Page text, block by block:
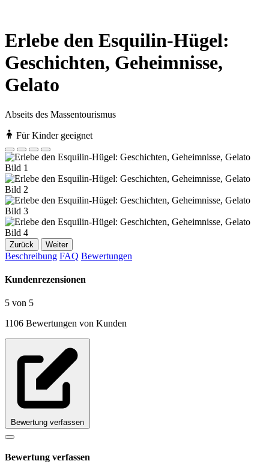
Erlebe den Esquilin-Hügel:
Geschichten, Geheimnisse,
Gelato
Abseits des Massentourismus
Für Kinder geeignet
Zurück Weiter
Beschreibung FAQ Bewertungen
Kundenrezensionen
5 von 5
1106 Bewertungen von Kunden
Bewertung verfassen
Bewertung verfassen